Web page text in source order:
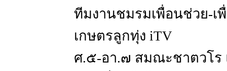
ทีมงานชมรมเพื่อนช่วย-เ
เกษตรลูกทุ่ง iTV
ศ.๕-อา.๗ สมณะชาตวโร